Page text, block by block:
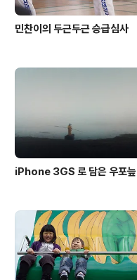
민찬이의 두근두근 승급심사
iPhone 3GS 로 담은 우포늪